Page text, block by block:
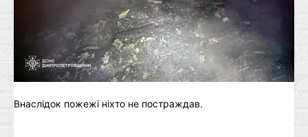
Внаслідок пожежі ніхто не постраждав.